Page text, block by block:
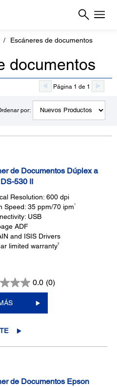
Escáneres de documentos
documentos
Página 1 de 1
por:
de Documentos Dúplex a
530 II
Resolution: 600 dpi
Speed: 35 ppm/70 ipm1
USB
ADF
and ISIS Drivers
limited warranty3
0.0 (0)
de Documentos Epson